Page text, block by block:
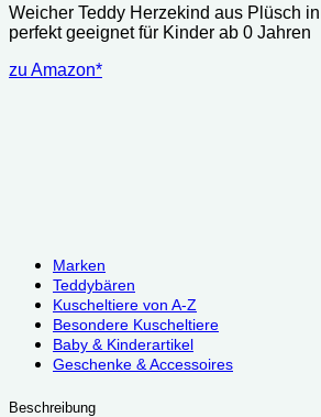
Weicher Teddy Herzekind aus Plüsch
perfekt geeignet für Kinder ab 0 Jahren
zu Amazon*
Marken
Teddybären
Kuscheltiere von A-Z
Besondere Kuscheltiere
Baby & Kinderartikel
Geschenke & Accessoires
Beschreibung